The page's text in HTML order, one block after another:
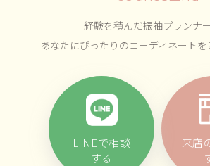
来店
経験を積んだ振袖プランナー
あなたにぴったりのコーディネートを
LINEで相談
する